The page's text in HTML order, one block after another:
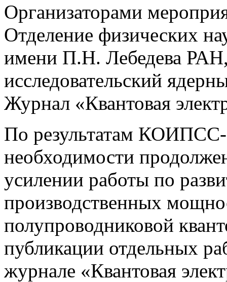
Организаторами
Отделение физических
имени П.Н. Лебедева
исследовательский
Журнал «Квантовая
По результатам
необходимости
усилении работы по
производственных
полупроводниковой
публикации отдельных
журнале «Квантовая